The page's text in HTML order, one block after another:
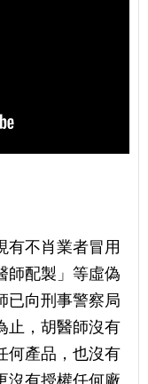
有不肖業者冒用
師配製」等虛偽
已向刑事警察局
止，胡醫師沒有
何產品，也沒有